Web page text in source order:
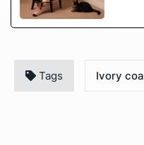
Tags Ivory